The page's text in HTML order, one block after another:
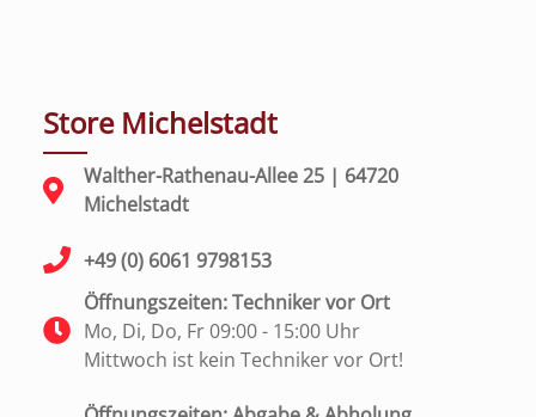
Store Michelstadt
Walther-Rathenau-Allee 25 | 64720
Michelstadt
+49 (0) 6061 9798153
Öffnungszeiten: Techniker vor Ort
Mo, Di, Do, Fr 09:00 - 15:00 Uhr
Mittwoch ist kein Techniker vor Ort!